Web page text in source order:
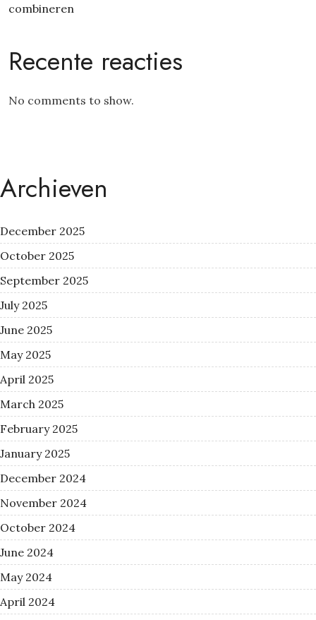
combineren
Recente reacties
No comments to show.
Archieven
December 2025
October 2025
September 2025
July 2025
June 2025
May 2025
April 2025
March 2025
February 2025
January 2025
December 2024
November 2024
October 2024
June 2024
May 2024
April 2024